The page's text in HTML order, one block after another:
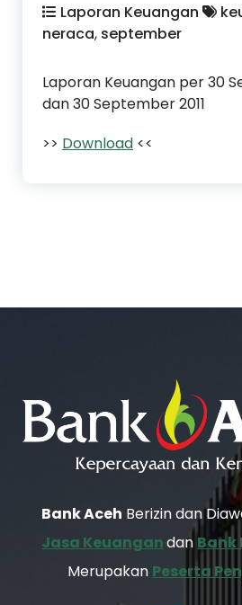
Laporan Keuangan
neraca, september
Laporan Keuangan per 30
dan 30 September 2011
>> Download <<
Bank Aceh Berizin dan
Jasa Keuangandan Bank
Merupakan Peserta